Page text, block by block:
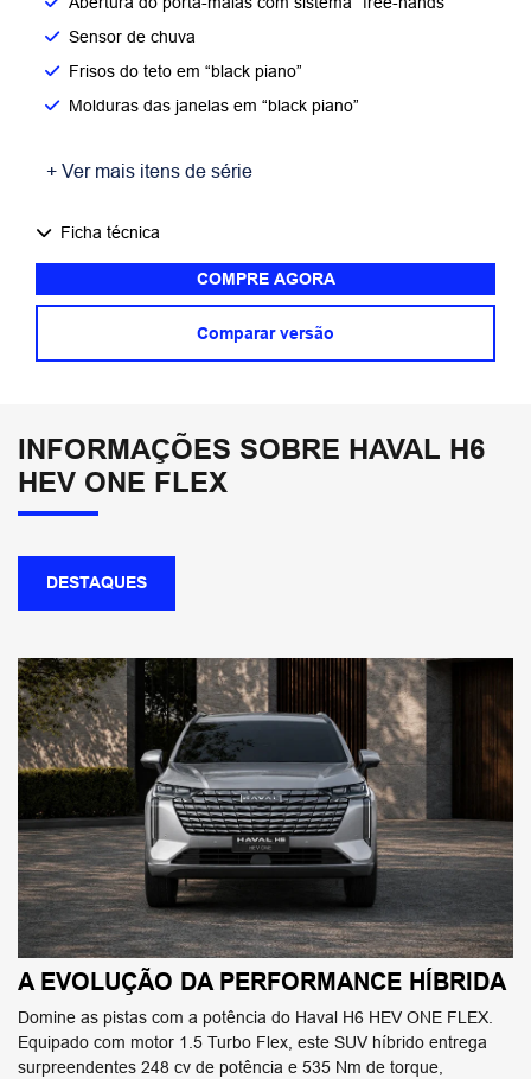
Sensor de chuva
Frisos do teto em “black piano”
Molduras das janelas em “black piano”
+ Ver mais itens de série
Ficha técnica
COMPRE AGORA
Comparar versão
INFORMAÇÕES SOBRE HAVAL H6
HEV ONE FLEX
DESTAQUES
A EVOLUÇÃO DA PERFORMANCE HÍBRIDA
Domine as pistas com a potência do Haval H6 HEV ONE FLEX.
Equipado com motor 1.5 Turbo Flex, este SUV híbrido entrega
surpreendentes 248 cv de potência e 535 Nm de torque,